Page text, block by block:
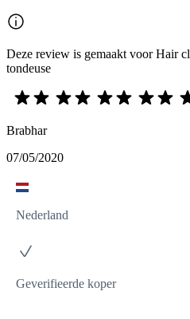
Deze review is gemaakt voor Hair
tondeuse
Brabhar
07/05/2020
Nederland
Geverifieerde koper